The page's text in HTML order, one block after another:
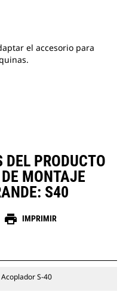
el accesorio para
DEL PRODUCTO
MONTAJE
S40
print IMPRIMIR
Acoplador S-40